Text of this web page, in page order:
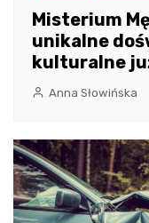
Misterium
unikalne
kulturalne
Anna Słowińska